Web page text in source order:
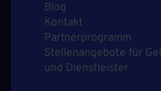
Blog
Kontakt
Partnerprogramm
Stellenangebote für
und Dienstleister